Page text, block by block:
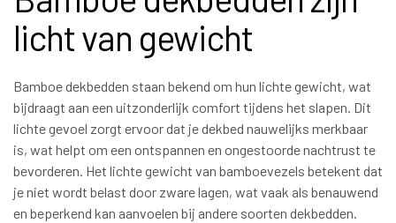
licht van gewicht
Bamboe dekbedden staan bekend om hun lichte gewicht, wat
bijdraagt aan een uitzonderlijk comfort tijdens het slapen. Dit
lichte gevoel zorgt ervoor dat je dekbed nauwelijks merkbaar
is, wat helpt om een ontspannen en ongestoorde nachtrust te
bevorderen. Het lichte gewicht van bamboevezels betekent dat
je niet wordt belast door zware lagen, wat vaak als benauwend
en beperkend kan aanvoelen bij andere soorten dekbedden.